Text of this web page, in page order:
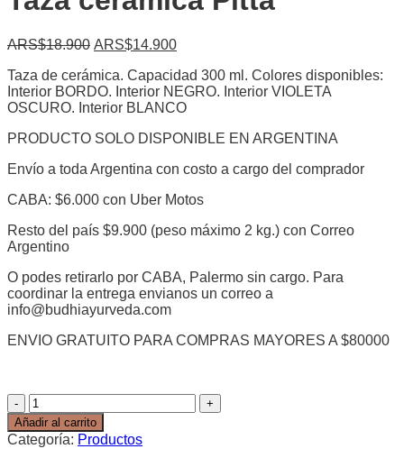
ARS$18.900 El
original
era:
ARS$18.900.
ARS$14.900El
actual
es:
ARS$14.900.
Taza de cerámica. Capacidad 300 ml. Colores disponibles:
Interior BORDO. Interior NEGRO. Interior VIOLETA
OSCURO. Interior BLANCO
PRODUCTO SOLO DISPONIBLE EN ARGENTINA
Envío a toda Argentina con costo a cargo del comprador
CABA: $6.000 con Uber Motos
Resto del país $9.900 (peso máximo 2 kg.) con Correo
Argentino
O podes retirarlo por CABA, Palermo sin cargo. Para
coordinar la entrega envianos un correo a
info@budhiayurveda.com
ENVIO GRATUITO PARA COMPRAS MAYORES A $80000
Taza
cerámica
Pitta
cantidad
Añadir al carrito
Categoría: Productos